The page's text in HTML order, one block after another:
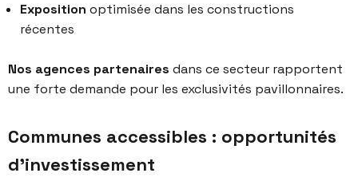
Exposition optimisée dans les constructions
récentes
Nos agences partenaires dans ce secteur rapportent
une forte demande pour les exclusivités pavillonnaires.
Communes accessibles : opportunités
d'investissement